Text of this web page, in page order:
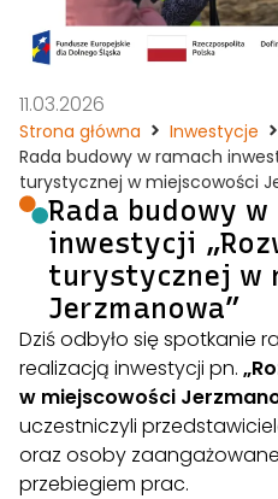
11.03.2026
Strona główna
Inwestycje
Rada budowy w ramach
turystycznej w miejscowości
Rada budowy w
inwestycji
turystycznej w
Jerzmanowa”
Dziś odbyło się spotkanie
realizacją inwestycji pn.
w miejscowości
uczestniczyli
oraz osoby
przebiegiem prac.